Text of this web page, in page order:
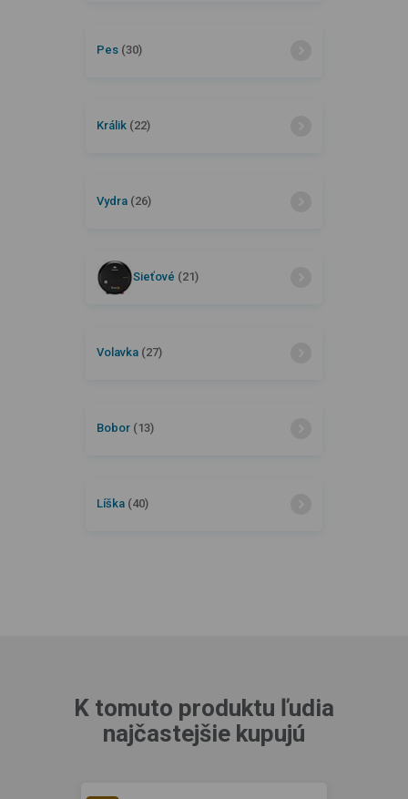
Pes (30)
Králik (22)
Vydra (26)
Sieťové (21)
Volavka (27)
Bobor (13)
Líška (40)
K tomuto produktu ľudia
najčastejšie kupujú